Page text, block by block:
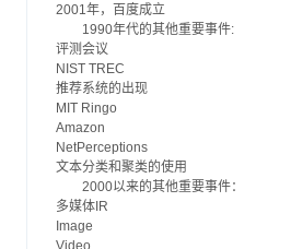
2001年，百度成立
1990年代的其他重要事件:
评测会议
NIST TREC
推荐系统的出现
MIT Ringo
Amazon
NetPerceptions
文本分类和聚类的使用
2000以来的其他重要事件：
多媒体IR
Image
Video